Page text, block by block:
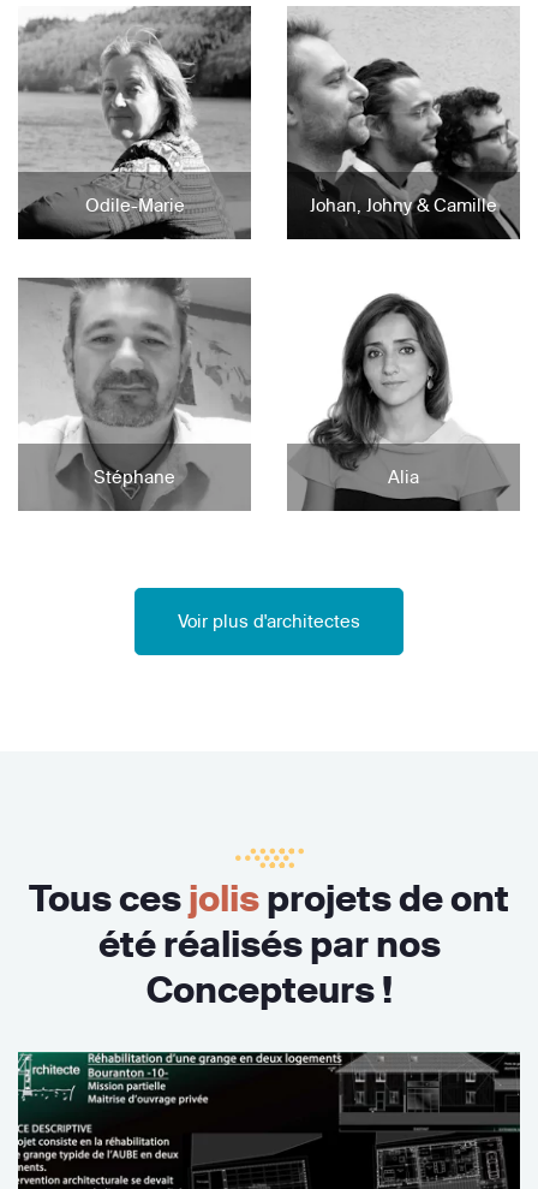
Odile-Marie Johan, Johny & Camille
Stéphane Alia
Voir plus d'architectes
Tous cesjolisprojets de ont
été réalisés par nos
Concepteurs !